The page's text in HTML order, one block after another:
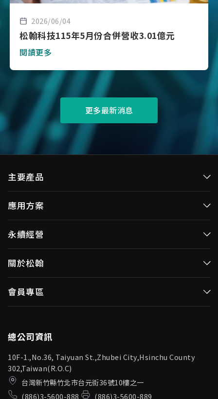
2026/06/04
松翰科技115年5月份合併營收3.01億元
閱讀更多
更多最新消息
主要產品
視訊/影像控制器
無線視頻傳輸
OID產品(Optical ID)
應用方案
視訊／影像控制器
無線視頻傳輸
永續經營
投資人專區
利害關係人
關於松翰
會員專區
總公司資訊
10F-1.,No.36, Taiyuan St.,Zhubei City,Hsinchu County
302,Taiwan(R.O.C)
台灣新竹縣竹北市台元街36號10樓之一
(886)3-5600-888
(886)3-5600-889